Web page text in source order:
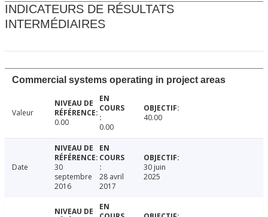
INDICATEURS DE RÉSULTATS
INTERMÉDIAIRES
Commercial systems operating in project areas
Valeur
0.00
0.00
40.00
Date
30
septembre
2016
28 avril
2017
30 juin
2025